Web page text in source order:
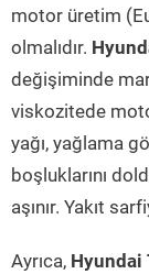
motor üretim
olmalıdır.
değişiminde
viskozitede
yağı, yağlama
boşluklarını
aşınır. Yakıt
Ayrıca, Hyundai